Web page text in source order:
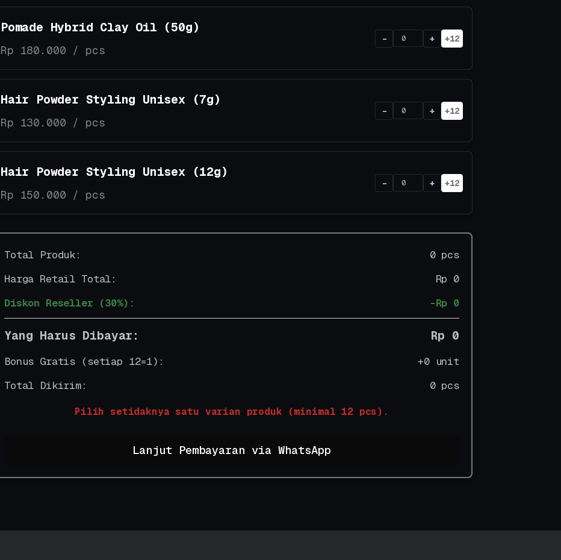
Pomade Hybrid Clay Oil (50g)
Rp 180.000 / pcs
- + +12
Hair Powder Styling Unisex (7g)
Rp 130.000 / pcs
- + +12
Hair Powder Styling Unisex (12g)
Rp 150.000 / pcs
- + +12
Total Produk:
0 pcs
Harga Retail Total:
Rp 0
Diskon Reseller (30%):
-Rp 0
Yang Harus Dibayar: Rp 0
Bonus Gratis (setiap 12=1):
+0 unit
Total Dikirim:
0 pcs
Pilih setidaknya satu varian produk (minimal 12 pcs).
Lanjut Pembayaran via WhatsApp